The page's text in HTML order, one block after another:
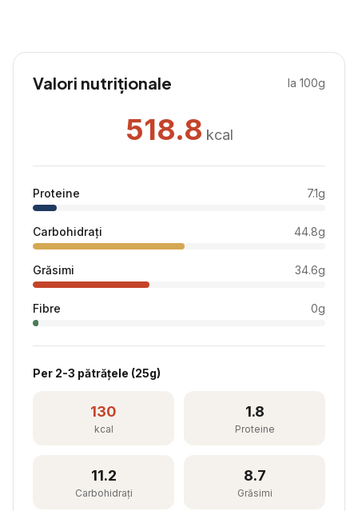
Valori nutriționale la 100g
518.8 kcal
Proteine 7.1g
Carbohidrați 44.8g
Grăsimi 34.6g
Fibre 0g
Per 2-3 pătrățele (25g)
130
kcal
1.8
Proteine
11.2
Carbohidrați
8.7
Grăsimi